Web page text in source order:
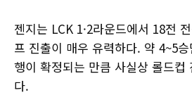
젠지는 LCK 1·2라운드에서 18전
프 진출이 매우 유력하다. 약 4~5
행이 확정되는 만큼 사실상 롤드컵
다.